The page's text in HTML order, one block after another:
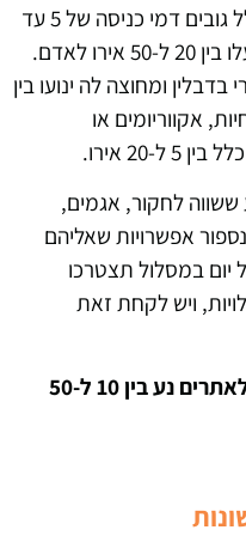
טירות ואתרים היסטוריים בדרך כלל גובים דמי כניסה של 5 עד
20 אירו, בעוד שסיורים מודרכים יעלו בין 20 ל-50 אירו לאדם.
בדבלין ומחוצה לה ינועו בין
חיות, אקווריומים או
אירו.
לחקור, אגמים,
אפשרויות שאליהם
יום במסלול תצטרכו
ויש לקחת זאת
תקציב יומי לאטרקציות וכניסה לאתרים נע בין 10 ל-50